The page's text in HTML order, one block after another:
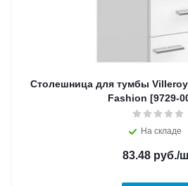
Столешница для тумбы
Fashion [9729-
На складе
83.48 руб./